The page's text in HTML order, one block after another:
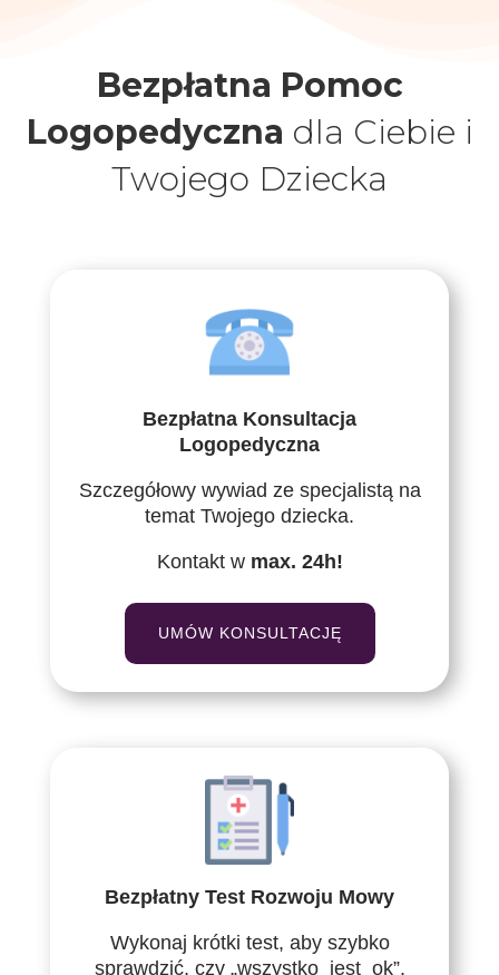
Bezpłatna Pomoc
Logopedyczna dla Ciebie i
Twojego Dziecka
Bezpłatna Konsultacja
Logopedyczna
Szczegółowy wywiad ze specjalistą na
temat Twojego dziecka.
Kontakt w max. 24h!
UMÓW KONSULTACJĘ
Bezpłatny Test Rozwoju Mowy
Wykonaj krótki test, aby szybko
sprawdzić, czy „wszystko_ jest_ ok”.